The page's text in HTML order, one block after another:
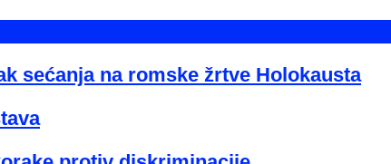
sećanja na romske žrtve Holokausta